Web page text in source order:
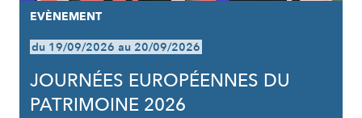
EVÈNEMENT
du 19/09/2026 au 20/09/2026
JOURNÉES EUROPÉENNES DU
PATRIMOINE 2026